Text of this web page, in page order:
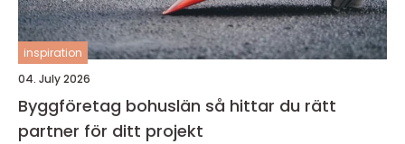
inspiration
04. July 2026
Byggföretag bohuslän så hittar du rätt
partner för ditt projekt